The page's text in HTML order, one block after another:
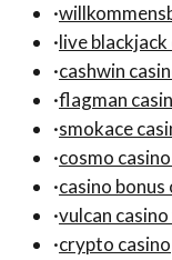
·
·live blackjack
·cashwin
·flagman
·smokace
·cosmo
·casino bonus
·vulcan
·crypto casino